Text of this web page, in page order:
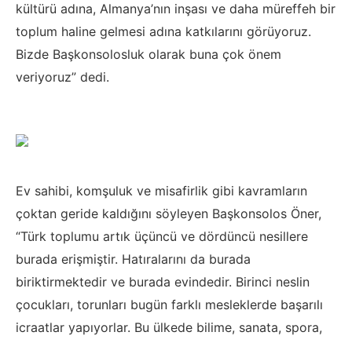
kültürü adına, Almanya’nın inşası ve daha müreffeh bir
toplum haline gelmesi adına katkılarını görüyoruz.
Bizde Başkonsolosluk olarak buna çok önem
veriyoruz” dedi.
Ev sahibi, komşuluk ve misafirlik gibi kavramların
çoktan geride kaldığını söyleyen Başkonsolos Öner,
“Türk toplumu artık üçüncü ve dördüncü nesillere
burada erişmiştir. Hatıralarını da burada
biriktirmektedir ve burada evindedir. Birinci neslin
çocukları, torunları bugün farklı mesleklerde başarılı
icraatlar yapıyorlar. Bu ülkede bilime, sanata, spora,